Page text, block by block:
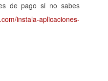
de pago si no sabes
instala-aplicaciones-